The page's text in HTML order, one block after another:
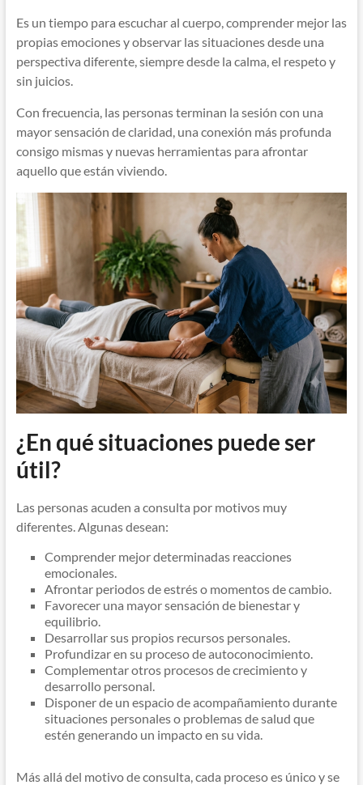
Es un tiempo para escuchar al cuerpo, comprender mejor las
propias emociones y observar las situaciones desde una
perspectiva diferente, siempre desde la calma, el respeto y
sin juicios.
Con frecuencia, las personas terminan la sesión con una
mayor sensación de claridad, una conexión más profunda
consigo mismas y nuevas herramientas para afrontar
aquello que están viviendo.
¿En qué situaciones puede ser
útil?
Las personas acuden a consulta por motivos muy
diferentes. Algunas desean:
Comprender mejor determinadas reacciones
emocionales.
Afrontar periodos de estrés o momentos de cambio.
Favorecer una mayor sensación de bienestar y
equilibrio.
Desarrollar sus propios recursos personales.
Profundizar en su proceso de autoconocimiento.
Complementar otros procesos de crecimiento y
desarrollo personal.
Disponer de un espacio de acompañamiento durante
situaciones personales o problemas de salud que
estén generando un impacto en su vida.
Más allá del motivo de consulta, cada proceso es único y se